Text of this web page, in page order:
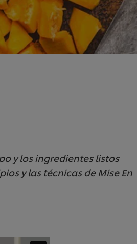
y los ingredientes listos
y las técnicas de Mise En